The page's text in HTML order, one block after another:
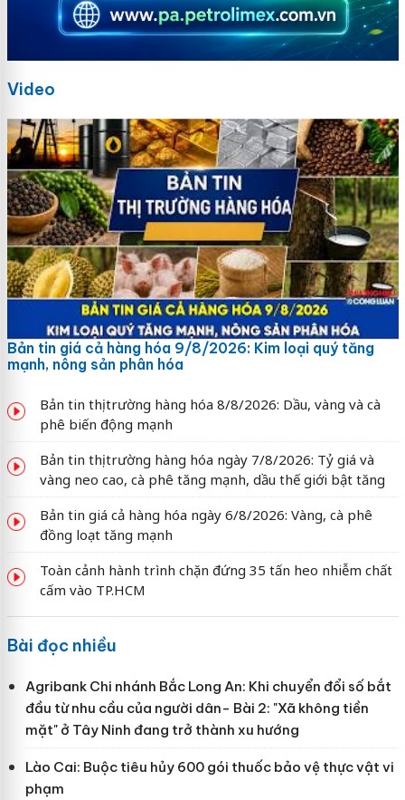
Video
Bản tin giá cả hàng hóa 9/8/2026: Kim loại quý tăng
mạnh, nông sản phân hóa
Bản tin thị trường hàng hóa 8/8/2026: Dầu, vàng và cà
phê biến động mạnh
Bản tin thị trường hàng hóa ngày 7/8/2026: Tỷ giá và
vàng neo cao, cà phê tăng mạnh, dầu thế giới bật tăng
Bản tin giá cả hàng hóa ngày 6/8/2026: Vàng, cà phê
đồng loạt tăng mạnh
Toàn cảnh hành trình chặn đứng 35 tấn heo nhiễm chất
cấm vào TP.HCM
Bài đọc nhiều
Agribank Chi nhánh Bắc Long An: Khi chuyển đổi số bắt
đầu từ nhu cầu của người dân- Bài 2: "Xã không tiền
mặt" ở Tây Ninh đang trở thành xu hướng
Lào Cai: Buộc tiêu hủy 600 gói thuốc bảo vệ thực vật vi
phạm